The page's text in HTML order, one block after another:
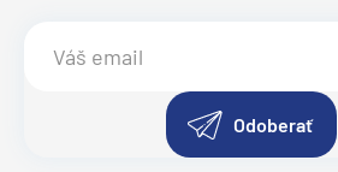
Odoberať